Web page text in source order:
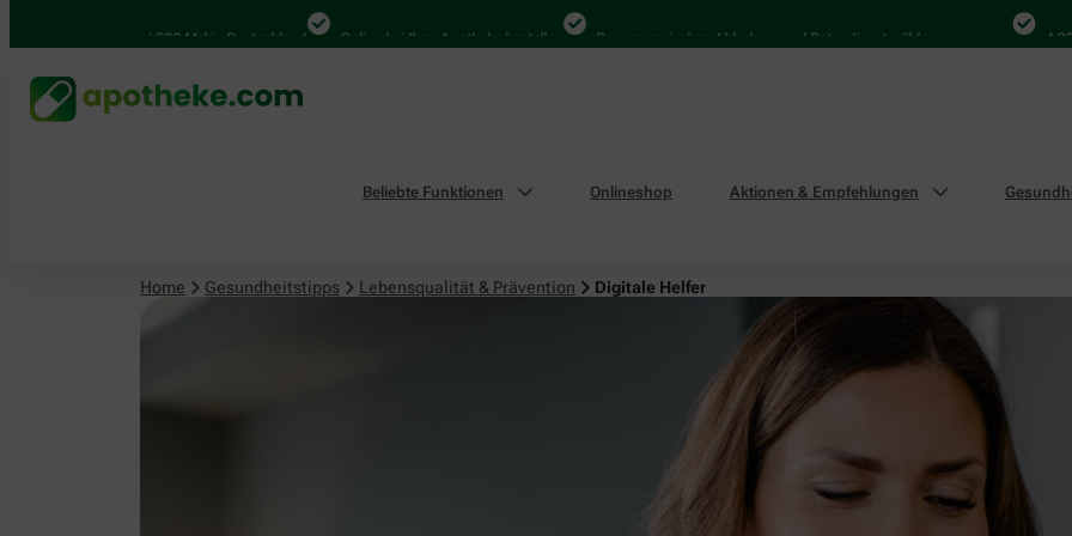
4.000 Mal in Deutschland Online bei Ihrer Apotheke bestellen Bequem zwischen Abholung und Botendienst wählen 4.000
Beliebte Funktionen Onlineshop Aktionen & Empfehlungen
Home Gesundheitstipps Lebensqualität & Prävention Digitale Helfer
Lebensqualität & Prävention